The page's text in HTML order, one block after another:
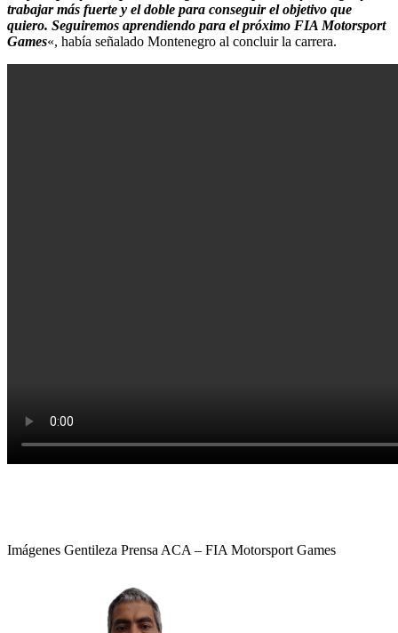
trabajar más fuerte y el doble para conseguir el objetivo que
quiero. Seguiremos aprendiendo para el próximo FIA Motorsport
Games«, había señalado Montenegro al concluir la carrera.
Imágenes Gentileza Prensa ACA – FIA Motorsport Games